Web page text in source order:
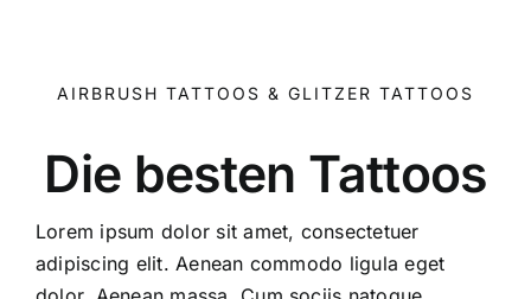
AIRBRUSH TATTOOS & GLITZER TATTOOS
Die besten Tattoos
Lorem ipsum dolor sit amet, consectetuer
adipiscing elit. Aenean commodo ligula eget